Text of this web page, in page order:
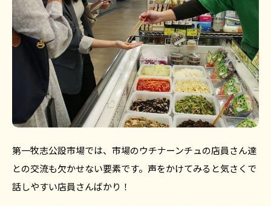
第一牧志公設市場では、市場のウチナーンチュの店員さん達
との交流も欠かせない要素です。声をかけてみると気さくで
話しやすい店員さんばかり！